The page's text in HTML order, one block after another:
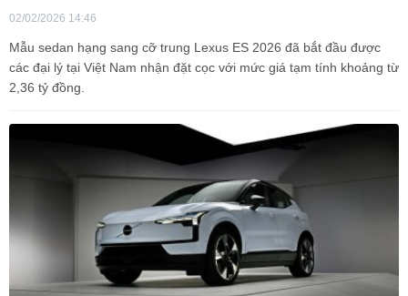
02/02/2026 14:46
Mẫu sedan hạng sang cỡ trung Lexus ES 2026 đã bắt đầu được
các đại lý tại Việt Nam nhận đặt cọc với mức giá tạm tính khoảng từ
2,36 tỷ đồng.